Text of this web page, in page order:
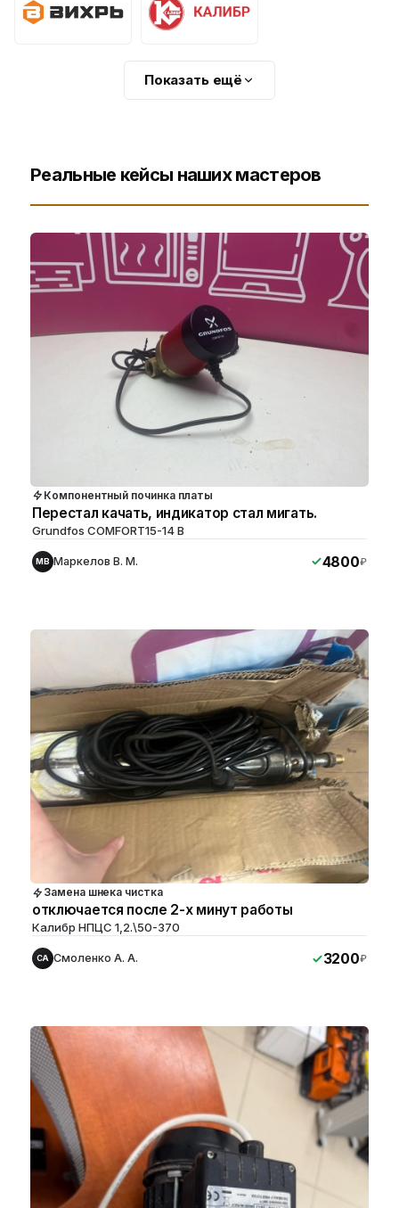
Показать ещё
Реальные кейсы наших мастеров
Компонентный починка платы
Перестал качать, индикатор стал мигать.
Grundfos COMFORT15-14 B
МВ Маркелов В. М. 4800₽
Замена шнека чистка
отключается после 2-х минут работы
Калибр НПЦС 1,2.\50-370
СА Смоленко А. А. 3200₽